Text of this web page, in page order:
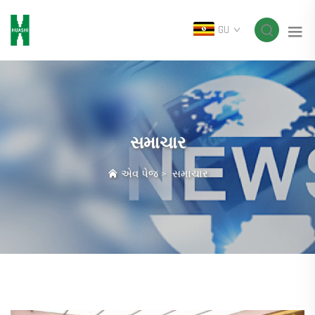
GU
સમાચાર
એવ પેજ> સમાચાર